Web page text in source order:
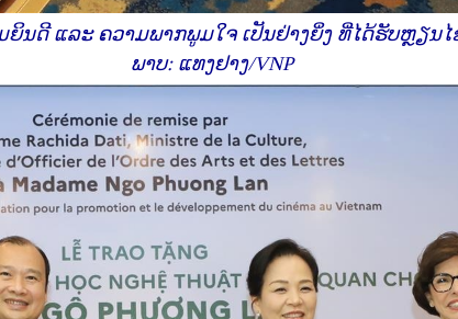
ຍິນດີ ແລະ ຄວາມພາກພູມໃຈ ເປັນຢ່າງຍິ່ງ ທີ່ໄດ້ຮັບຫຼຽ
ພາບ: ແທງຢາງ/VNP